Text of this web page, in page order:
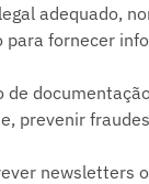
adequado,
fornecer
de
prevenir
newsletters